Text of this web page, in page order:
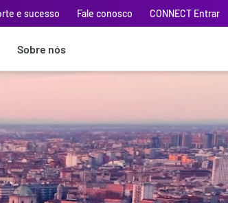
e sucesso Fale conosco CONNECT Entrar
Sobre nós